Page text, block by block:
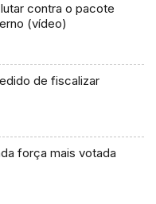
contra o pacote
(vídeo)
de fiscalizar
força mais votada